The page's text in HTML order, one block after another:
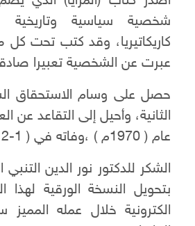
شخصية سياسية وتاريخية
كاريكاتيريا، وقد كتب تحت كل
عبرت عن الشخصية تعبيرا
حصل على وسام الاستحقاق
الثانية، وأحيل إلى التقاعد عن
عام ( 1970م ) ،وفاته في ( 1-12-1990م )‏
الشكر للدكتور نور الدين
بتحويل النسخة الورقية لهذا
الكترونية خلال عمله المميز